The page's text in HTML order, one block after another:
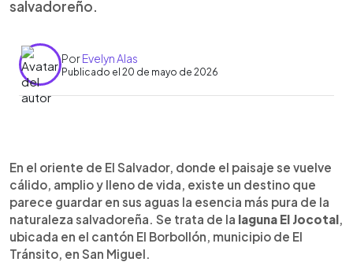
salvadoreño.
PorEvelyn Alas
Publicado el 20 de mayo de 2026
► Escuchar artículo
Laguna El Jocotal, ubicada en El Tránsito, San
Miguel, es uno de los tesoros naturales más
importantes de El Salvador. Este humedal Ramsar
combina biodiversidad, paisajes volcánicos y
tradición local en un ambiente ideal para familias,
amantes de la fotografía y observadores de
aves. Sus aguas tranquilas, rodeadas de
En el oriente de El Salvador, donde el paisaje se vuelve
cálido, amplio y lleno de vida, existe un destino que
parece guardar en sus aguas la esencia más pura de la
naturaleza salvadoreña. Se trata de la laguna El Jocotal,
ubicada en el cantón El Borbollón, municipio de El
Tránsito, en San Miguel.